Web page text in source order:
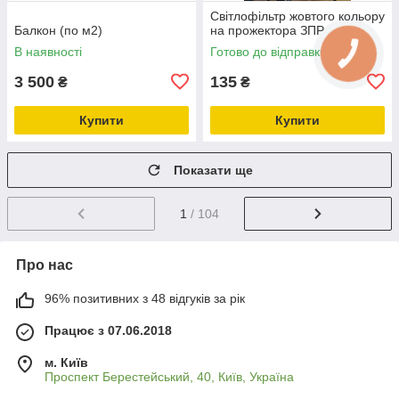
Балкон (по м2)
В наявності
3 500 ₴
Купити
Світлофільтр жовтого кольору
на прожектора ЗПР
Готово до відправки
135 ₴
Купити
Показати ще
1 / 104
Про нас
96% позитивних з 48 відгуків за рік
Працює з 07.06.2018
м. Київ
Проспект Берестейський, 40, Київ, Україна